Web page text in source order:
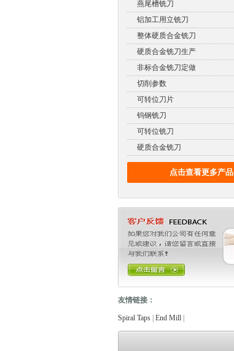
燕尾槽铣刀
铝加工用立铣刀
整体硬质合金铣刀
硬质合金铣刀生产
非标合金铣刀定做
切削参数
可转位刀片
钨钢铣刀
可转位铣刀
硬质合金铣刀
点击查看更多产品
友情链接：
Spiral Taps End Mill
电缆故障测试仪 电缆故障测试仪